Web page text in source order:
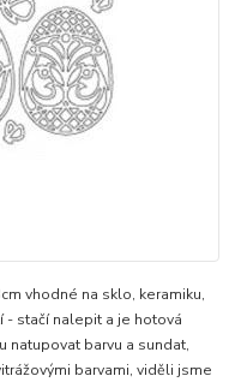
vhodné na sklo, keramiku,
- stačí nalepit a je hotová
barvu a sundat,
barvami, viděli jsme